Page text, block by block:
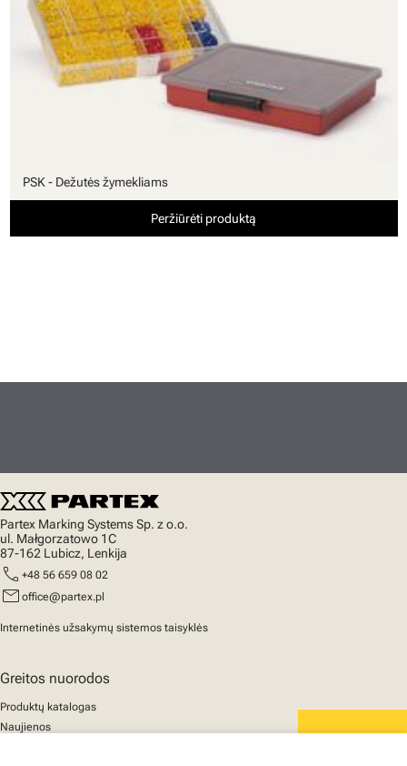
PSK - Dežutės žymekliams
Peržiūrėti produktą
Partex Marking Systems Sp. z o.o.
ul. Małgorzatowo 1C
87-162 Lubicz, Lenkija
call +48 56 659 08 02
mail office@partex.pl
Internetinės užsakymų sistemos taisyklės
Greitos nuorodos
Produktų katalogas
Naujienos